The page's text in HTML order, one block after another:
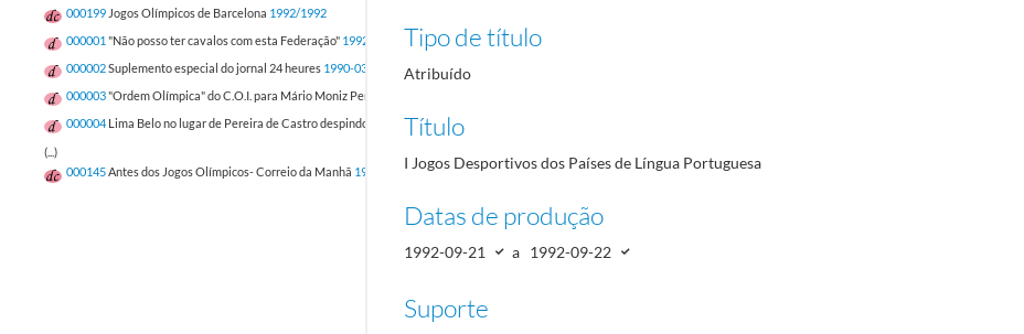
000199 Jogos Olímpicos de Barcelona 1992/1992
000001 "Não posso ter cavalos com esta Federação" 1992-01-02/1992-01-02
000002Suplemento especial do jornal 24 heures 1990-03-28/1990-03-28
000003"Ordem Olímpica" do C.O.I. para Mário Moniz Pereira
000004 Lima Belo no lugar de Pereira de Castro despindo o «casaco» de presidente do COP
(...)
000145Antes dos Jogos Olímpicos- Correio da Manhã 1992-07-02/1992-10-07
Tipo de título
Atribuído
Título
I Jogos Desportivos dos Países de Língua Portuguesa
Datas de produção
1992-09-21 a 1992-09-22
Suporte